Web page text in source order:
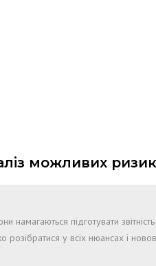
можливих
намагаються підготувати
розібратися у всіх нюансах і